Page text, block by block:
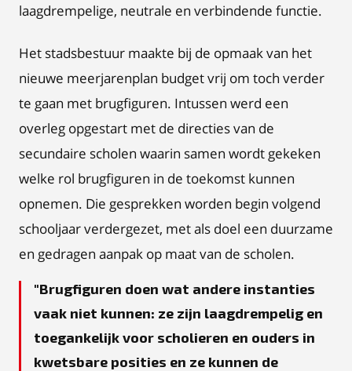
laagdrempelige, neutrale en verbindende functie.
Het stadsbestuur maakte bij de opmaak van het
nieuwe meerjarenplan budget vrij om toch verder
te gaan met brugfiguren. Intussen werd een
overleg opgestart met de directies van de
secundaire scholen waarin samen wordt gekeken
welke rol brugfiguren in de toekomst kunnen
opnemen. Die gesprekken worden begin volgend
schooljaar verdergezet, met als doel een duurzame
en gedragen aanpak op maat van de scholen.
Brugfiguren doen wat andere instanties
vaak niet kunnen: ze zijn laagdrempelig en
toegankelijk voor scholieren en ouders in
kwetsbare posities en ze kunnen de